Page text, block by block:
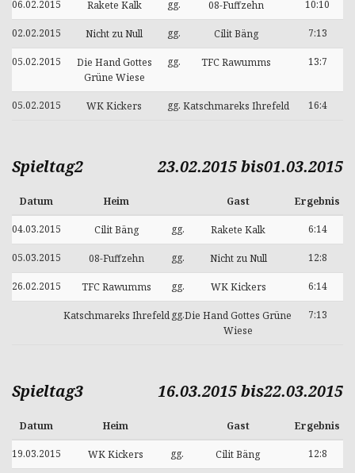
06.02.2015 Rakete Kalk gg. 08-Fuffzehn 10:10
02.02.2015 Nicht zu Null gg. Cilit Bäng 7:13
05.02.2015
Die Hand Gottes
Grüne Wiese
gg. TFC Rawumms 13:7
05.02.2015 WK Kickers gg. Katschmareks Ihrefeld 16:4
Spieltag2 23.02.2015 bis01.03.2015
Datum Heim Gast Ergebnis
04.03.2015 Cilit Bäng gg. Rakete Kalk 6:14
05.03.2015 08-Fuffzehn gg. Nicht zu Null 12:8
26.02.2015 TFC Rawumms gg. WK Kickers 6:14
Katschmareks Ihrefeld gg.Die Hand Gottes Grüne
Wiese
7:13
Spieltag3 16.03.2015 bis22.03.2015
Datum Heim Gast Ergebnis
19.03.2015 WK Kickers gg. Cilit Bäng 12:8